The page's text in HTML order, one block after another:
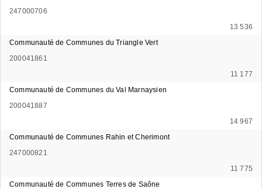
247000706
13 536
Communauté de Communes du Triangle Vert
200041861
11 177
Communauté de Communes du Val Marnaysien
200041887
14 967
Communauté de Communes Rahin et Cherimont
247000821
11 775
Communauté de Communes Terres de Saône